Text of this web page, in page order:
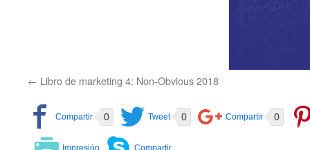
Libro de marketing 4: Non-Obvious 2018
0 0 0